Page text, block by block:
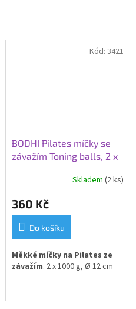
BODHI Pilates míčky se
závažím Toning balls, 2 x
Skladem (2 ks)
360 Kč
Do košíku
Měkké míčky na Pilates ze
závažím. 2 x 1000 g, Ø 12 cm
Kód: 3421